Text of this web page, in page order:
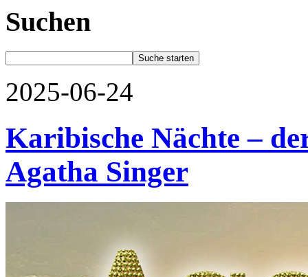
Suchen
2025-06-24
Karibische Nächte –
Agatha Singer